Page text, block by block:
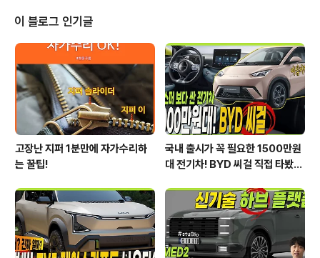
게 만나보세요!&nbsp;&nbsp;"> 출처:www.4x4.e
c지금까지 차량은 구입하고 옵션을 넣는 것이 전부였다면
픽업트럭은 차량을 구입하고 옵션을 넣고, 신차 패키지를
통해서 자신만의 픽업트럭을 만드는 재미가 있고커스텀 부
품을 이용하면 세상에 없는 나만의 차량을 만들 수 있
죠? 출처:www.4x4.e..
이 블로그 인기글
고장난 지퍼 1분만에 자가수리하
는 꿀팁!
국내 출시가 꼭 필요한 1500만원
대 전기차! BYD 씨걸 직접 타봤습